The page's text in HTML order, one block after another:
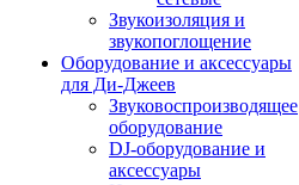
Звукоизоляция и
звукопоглощение
Оборудование и аксессуары
для Ди-Джеев
Звуковоспроизводящее
оборудование
DJ-оборудование и
аксессуары